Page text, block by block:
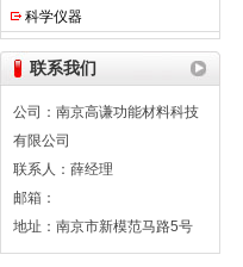
科学仪器
联系我们
公司：南京高谦功能材料科技
有限公司
联系人：薛经理
邮箱：
地址：南京市新模范马路5号